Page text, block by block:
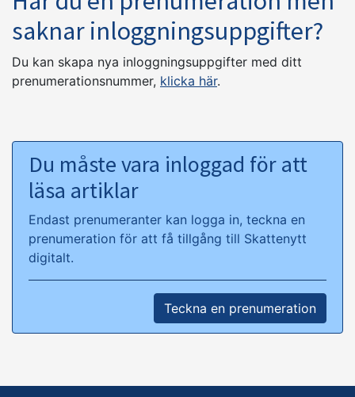
saknar inloggningsuppgifter?
Du kan skapa nya inloggningsuppgifter med ditt
prenumerationsnummer, klicka här.
Du måste vara inloggad för att
läsa artiklar
Endast prenumeranter kan logga in, teckna en
prenumeration för att få tillgång till Skattenytt
digitalt.
Teckna en prenumeration